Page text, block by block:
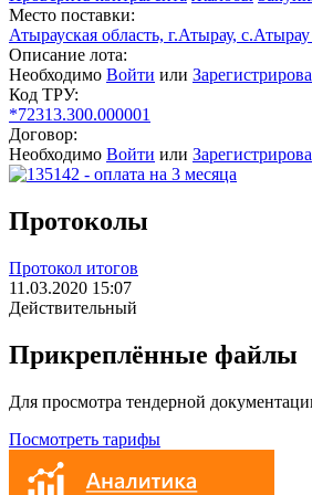
Место поставки:
Атырауская область, г.Атырау,
Описание лота:
Необходимо Войти или
Код ТРУ:
*72313.300.000001
Договор:
Необходимо Войти или
Протоколы
Протокол итогов
11.03.2020 15:07
Действительный
Прикреплённые файлы
Для просмотра тендерной
Посмотреть тарифы